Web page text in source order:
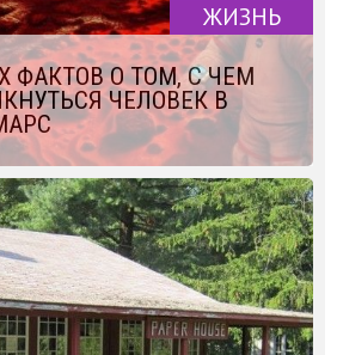
ЖИЗНЬ
ФАКТОВ О ТОМ, С ЧЕМ
ЧЕЛОВЕК В